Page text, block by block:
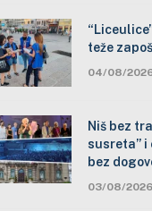
teže
04/08/
Niš bez
susreta” i
bez
03/08/2026